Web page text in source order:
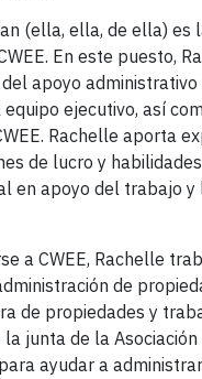
(ella, ella, de ella) es
En este puesto,
apoyo
ejecutivo, así
Rachelle aporta
de lucro y
en apoyo del trabajo y
a CWEE, Rachelle
de
de propiedades y
junta de la Asociación
ayudar a